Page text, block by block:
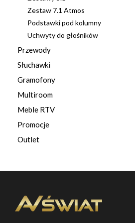
Zestaw 7.1 Atmos
Podstawki pod kolumny
Uchwyty do głośników
Przewody
Słuchawki
Gramofony
Multiroom
Meble RTV
Promocje
Outlet